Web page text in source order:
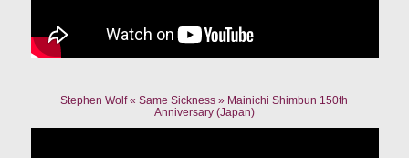
Stephen Wolf « Same Sickness » Mainichi Shimbun 150th
Anniversary (Japan)